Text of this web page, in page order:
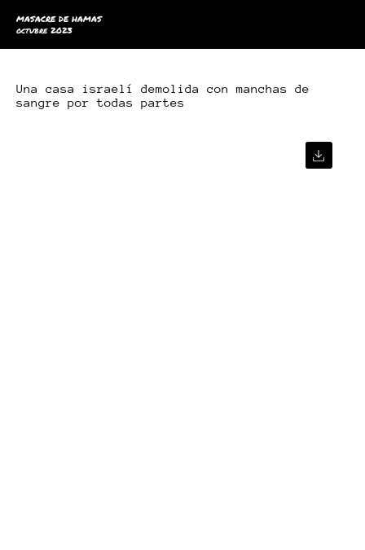
MASACRE DE HAMAS
octubre 2023
Una casa israelí demolida con manchas de
sangre por todas partes